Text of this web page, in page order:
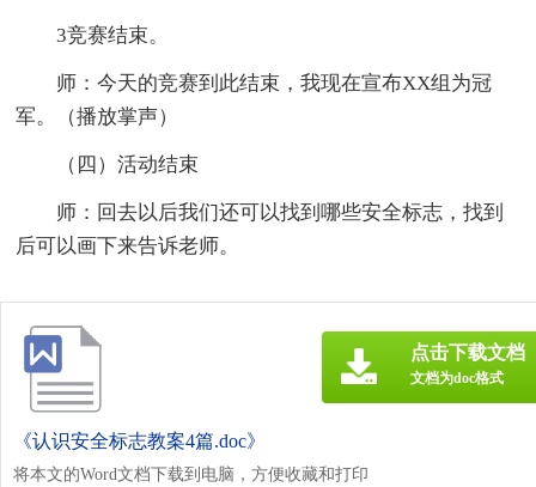
3竞赛结束。
师：今天的竞赛到此结束，我现在宣布XX组为冠
军。（播放掌声）
（四）活动结束
师：回去以后我们还可以找到哪些安全标志，找到
后可以画下来告诉老师。
《认识安全标志教案4篇.doc》
将本文的Word文档下载到电脑，方便收藏和打印
点击下载文档
文档为doc格式